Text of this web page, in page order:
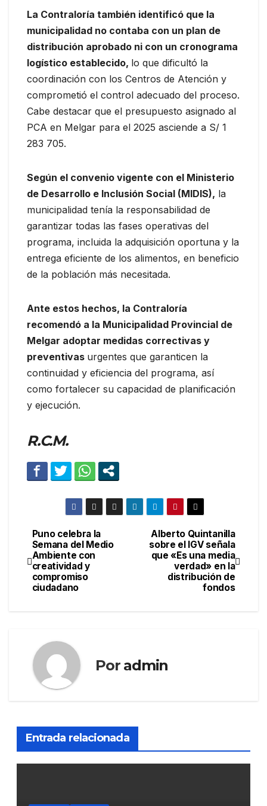
La Contraloría también identificó que la
municipalidad no contaba con un plan de
distribución aprobado ni con un cronograma
logístico establecido, lo que dificultó la
coordinación con los Centros de Atención y
comprometió el control adecuado del proceso.
Cabe destacar que el presupuesto asignado al
PCA en Melgar para el 2025 asciende a S/ 1
283 705.
Según el convenio vigente con el Ministerio
de Desarrollo e Inclusión Social (MIDIS), la
municipalidad tenía la responsabilidad de
garantizar todas las fases operativas del
programa, incluida la adquisición oportuna y la
entrega eficiente de los alimentos, en beneficio
de la población más necesitada.
Ante estos hechos, la Contraloría
recomendó a la Municipalidad Provincial de
Melgar adoptar medidas correctivas y
preventivas urgentes que garanticen la
continuidad y eficiencia del programa, así
como fortalecer su capacidad de planificación
y ejecución.
R.C.M.
Navegación
de
entradas
Alberto Quintanilla
sobre el IGV señala
que «Es una media
verdad» en la
distribución de
fondos
Puno celebra la
Semana del Medio
Ambiente con
creatividad y
compromiso
ciudadano
Por admin
Entrada relacionada